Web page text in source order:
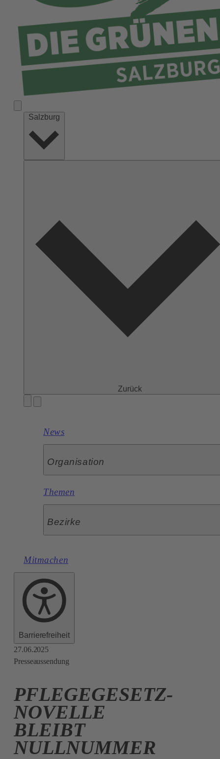
Salzburg
Zurück
News
Organisation
Themen
Bezirke
Mitmachen
Barrierefreiheit
27.06.2025
Presseaussendung
PFLEGEGESETZ-
NOVELLE
BLEIBT
NULLNUMMER